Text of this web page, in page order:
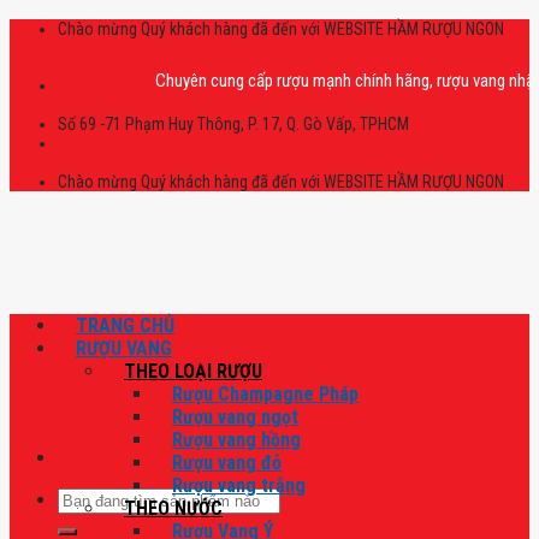
Skip
Chào mừng Quý khách hàng đã đến với WEBSITE HẦM RƯỢU NGON
Chuyên cung cấp rượu mạnh chính hãng, rượu vang nhập
Số 69 -71 Phạm Huy Thông, P. 17, Q. Gò Vấp, TPHCM
Chào mừng Quý khách hàng đã đến với WEBSITE HẦM RƯỢU NGON
Tìm
kiếm:
TRANG CHỦ
RƯỢU VANG
THEO LOẠI RƯỢU
Rượu Champagne Pháp
Rượu vang ngọt
Rượu vang hồng
Rượu vang đỏ
Rượu vang trắng
THEO NƯỚC
Rượu Vang Ý